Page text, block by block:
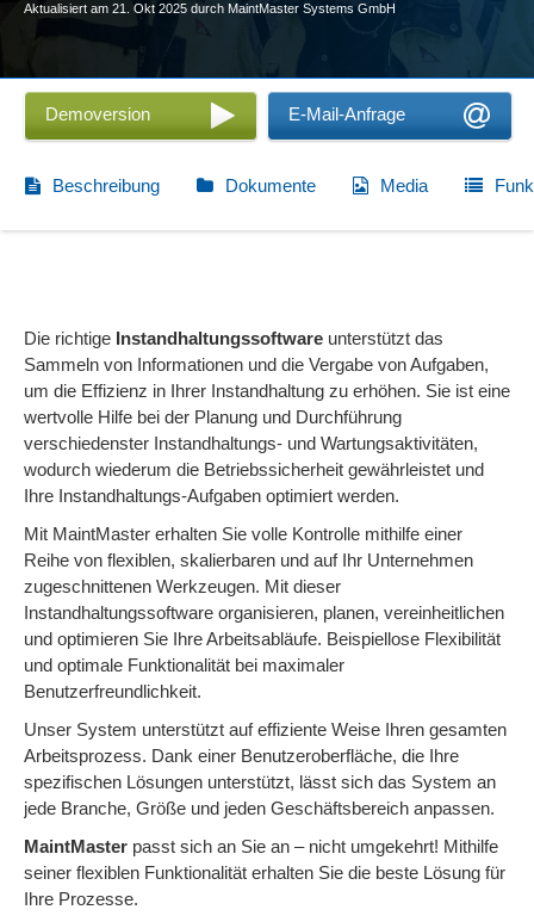
Aktualisiert am 21. Okt 2025 durch MaintMaster Systems GmbH
Demoversion E-Mail-Anfrage
Beschreibung Dokumente Media
Die richtige Instandhaltungssoftware unterstützt das
Sammeln von Informationen und die Vergabe von Aufgaben,
um die Effizienz in Ihrer Instandhaltung zu erhöhen. Sie ist eine
wertvolle Hilfe bei der Planung und Durchführung
verschiedenster Instandhaltungs- und Wartungsaktivitäten,
wodurch wiederum die Betriebssicherheit gewährleistet und
Ihre Instandhaltungs-Aufgaben optimiert werden.
Mit MaintMaster erhalten Sie volle Kontrolle mithilfe einer
Reihe von flexiblen, skalierbaren und auf Ihr Unternehmen
zugeschnittenen Werkzeugen. Mit dieser
Instandhaltungssoftware organisieren, planen, vereinheitlichen
und optimieren Sie Ihre Arbeitsabläufe. Beispiellose Flexibilität
und optimale Funktionalität bei maximaler
Benutzerfreundlichkeit.
Unser System unterstützt auf effiziente Weise Ihren gesamten
Arbeitsprozess. Dank einer Benutzeroberfläche, die Ihre
spezifischen Lösungen unterstützt, lässt sich das System an
jede Branche, Größe und jeden Geschäftsbereich anpassen.
MaintMaster passt sich an Sie an – nicht umgekehrt! Mithilfe
seiner flexiblen Funktionalität erhalten Sie die beste Lösung für
Ihre Prozesse.